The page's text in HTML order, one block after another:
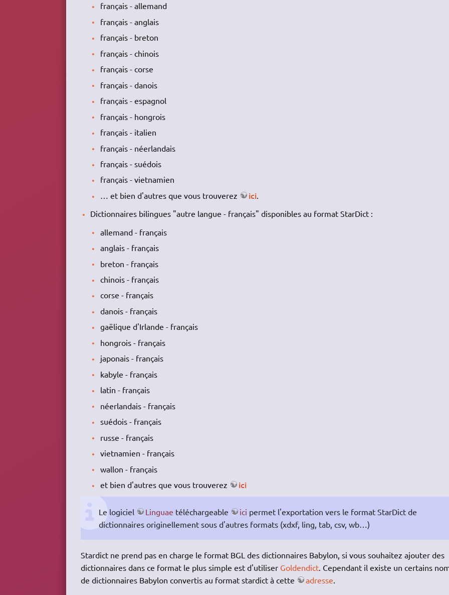
français - allemand
français - anglais
français - breton
français - chinois
français - corse
français - danois
français - espagnol
français - hongrois
français - italien
français - néerlandais
français - suédois
français - vietnamien
… et bien d'autres que vous trouverez
ici.
Dictionnaires bilingues "autre langue - français" disponibles au format StarDict :
allemand - français
anglais - français
breton - français
chinois - français
corse - français
danois - français
gaëlique d'Irlande - français
hongrois - français
japonais - français
kabyle - français
latin - français
néerlandais - français
suédois - français
russe - français
vietnamien - français
wallon - français
et bien d'autres que vous trouverez
ici
Le logiciel Linguae téléchargeable ici permet l'exportation vers le format StarDict de
dictionnaires originellement sous d'autres formats (xdxf, ling, tab, csv, wb…)
Stardict ne prend pas en charge le format BGL des dictionnaires Babylon, si vous souhaitez ajouter des
dictionnaires dans ce format le plus simple est d'utiliser Goldendict. Cependant il existe un certains
de dictionnaires Babylon convertis au format stardict à cette
adresse.